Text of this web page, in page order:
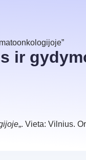
ir
„. Vieta: Vilnius.